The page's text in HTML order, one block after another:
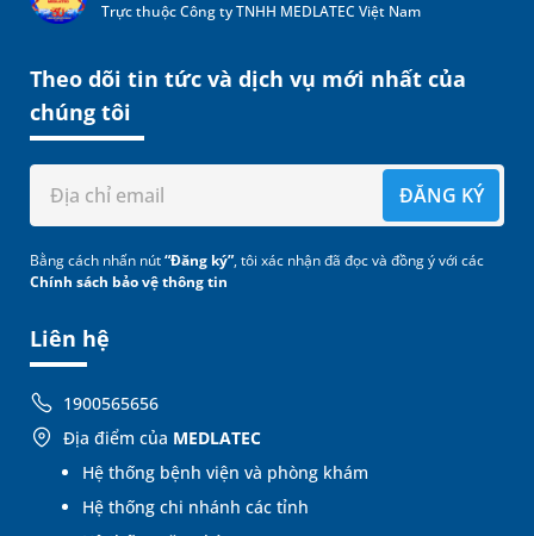
Trực thuộc Công ty TNHH MEDLATEC Việt Nam
Liên hệ
1900565656
Địa điểm của MEDLATEC
Hệ thống bệnh viện và phòng khám
Hệ thống chi nhánh các tỉnh
Theo dõi tin tức và dịch vụ mới nhất của
chúng tôi
ĐĂNG KÝ
Bằng cách nhấn nút“Đăng ký”, tôi xác nhận đã đọc và đồng ý với các
Chính sách bảo vệ thông tin